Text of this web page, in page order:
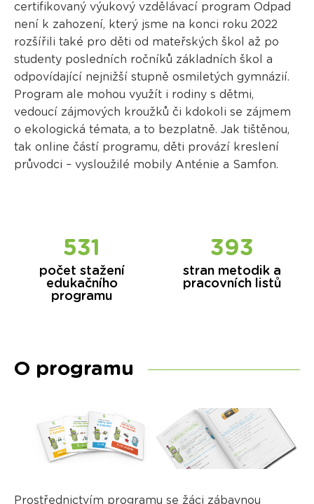
certifikovaný výukový vzdělávací program Odpad
není k zahození, který jsme na konci roku 2022
rozšířili také pro děti od mateřských škol až po
studenty posledních ročníků základních škol a
odpovídající nejnižší stupně osmiletých gymnázií.
Program ale mohou využít i rodiny s dětmi,
vedoucí zájmových kroužků či kdokoli se zájmem
o ekologická témata, a to bezplatně. Jak tištěnou,
tak online částí programu, děti provází kreslení
průvodci – vysloužilé mobily Anténie a Samfon.
531
počet stažení
edukačního
programu
393
stran metodik a
pracovních listů
O programu
Prostřednictvím programu se žáci zábavnou